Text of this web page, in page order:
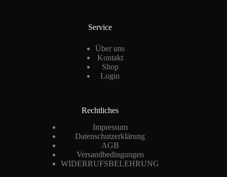
Service
Über uns
Kontakt
Shop
Login
Rechtliches
Impressum
Datenschutzerklärung
AGB
Versandbedingungen
WIDERRUFSBELEHRUNG